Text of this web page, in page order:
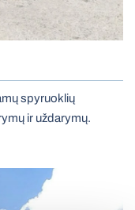
spyruoklių
ir uždarymų.